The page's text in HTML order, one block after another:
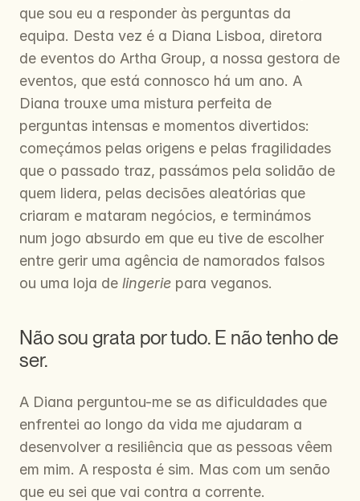
que sou eu a responder às perguntas da
equipa. Desta vez é a Diana Lisboa, diretora
de eventos do Artha Group, a nossa gestora de
eventos, que está connosco há um ano. A
Diana trouxe uma mistura perfeita de
perguntas intensas e momentos divertidos:
começámos pelas origens e pelas fragilidades
que o passado traz, passámos pela solidão de
quem lidera, pelas decisões aleatórias que
criaram e mataram negócios, e terminámos
num jogo absurdo em que eu tive de escolher
entre gerir uma agência de namorados falsos
ou uma loja de lingerie para veganos.
Não sou grata por tudo. E não tenho de
ser.
A Diana perguntou-me se as dificuldades que
enfrentei ao longo da vida me ajudaram a
desenvolver a resiliência que as pessoas vêem
em mim. A resposta é sim. Mas com um senão
que eu sei que vai contra a corrente.